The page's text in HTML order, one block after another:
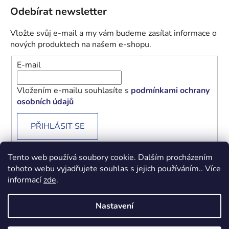
Tento web používá soubory cookie. Dalším procházením
tohoto webu vyjadřujete souhlas s jejich používáním.. Více
informacízde.
Nastavení
Odebírat newsletter
Vložte svůj e-mail a my vám budeme zasílat informace o
nových produktech na našem e-shopu.
E-mail
Vložením e-mailu souhlasíte s podmínkami ochrany
osobních údajů
PŘIHLÁSIT SE
Obchodní podmínky Podmínky ochrany osobních údajů